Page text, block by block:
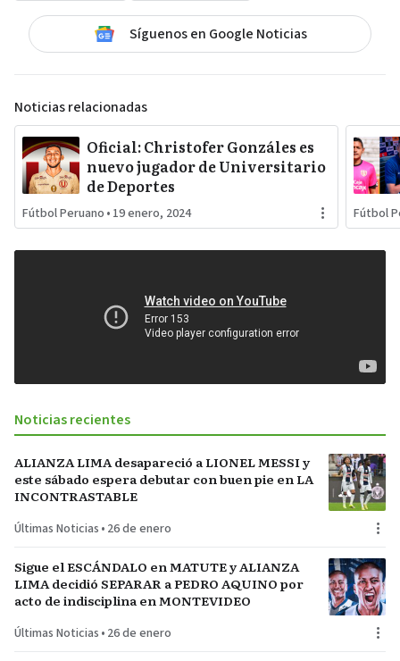
Síguenos en Google Noticias
Noticias relacionadas
Oficial: Christofer Gonzáles es
nuevo jugador de Universitario
de Deportes
Fútbol Peruano • 19 enero, 2024 Fútbol
Noticias recientes
ALIANZA LIMA desapareció a LIONEL MESSI y
este sábado espera debutar con buen pie en LA
INCONTRASTABLE
Últimas Noticias • 26 de enero
Sigue el ESCÁNDALO en MATUTE y ALIANZA
LIMA decidió SEPARAR a PEDRO AQUINO por
acto de indisciplina en MONTEVIDEO
Últimas Noticias • 26 de enero